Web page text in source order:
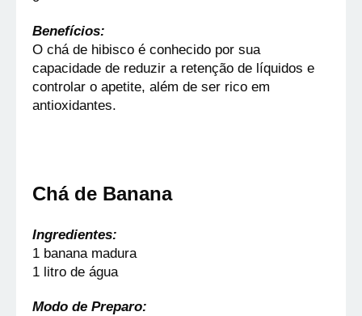
Benefícios:
O chá de hibisco é conhecido por sua
capacidade de reduzir a retenção de líquidos e
controlar o apetite, além de ser rico em
antioxidantes.
Chá de Banana
Ingredientes:
1 banana madura
1 litro de água
Modo de Preparo: